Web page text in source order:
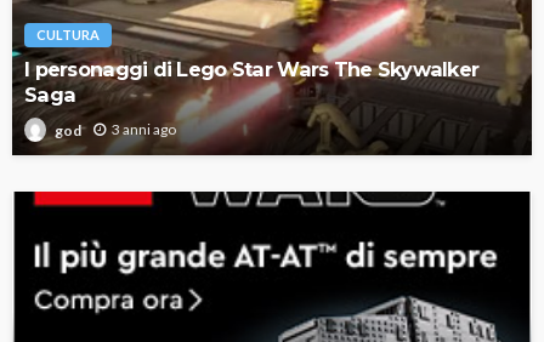
CULTURA
I personaggi di Lego Star Wars The Skywalker
Saga
god 3 anni ago